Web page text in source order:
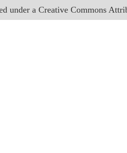
under a Creative Commons